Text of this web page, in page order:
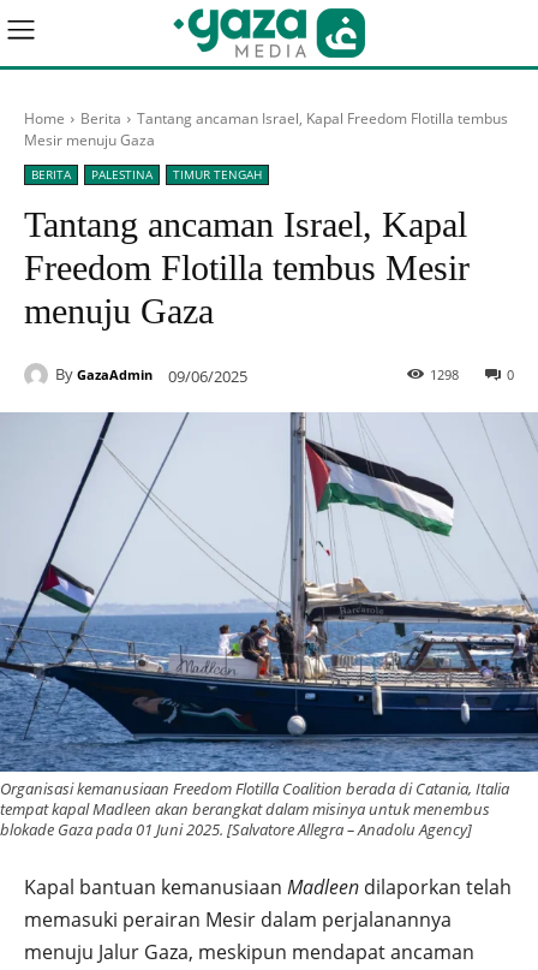
Home Berita
Tantang ancaman Israel, Kapal Freedom Flotilla tembus
Mesir menuju Gaza
BERITA PALESTINA TIMUR TENGAH
Tantang ancaman Israel, Kapal
Freedom Flotilla tembus Mesir
menuju Gaza
By GazaAdmin 09/06/2025 0
1298
Organisasi kemanusiaan Freedom Flotilla Coalition berada di Catania, Italia
tempat kapal Madleen akan berangkat dalam misinya untuk menembus
blokade Gaza pada 01 Juni 2025. [Salvatore Allegra – Anadolu Agency]
Kapal bantuan kemanusiaan Madleen dilaporkan telah
memasuki perairan Mesir dalam perjalanannya
menuju Jalur Gaza, meskipun mendapat ancaman